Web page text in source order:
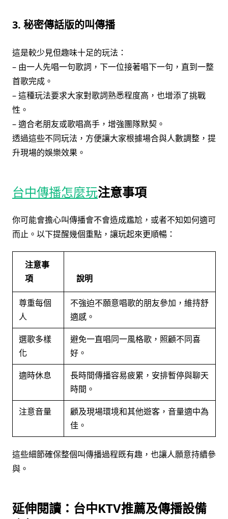
3. 秘密傳話版的叫傳播
這是較少見但趣味十足的玩法：
– 由一人先唱一句歌詞，下一位接著唱下一句，直到一整
首歌完成。
– 這種玩法要求大家對歌詞熟悉程度高，也增添了挑戰
性。
– 適合老朋友或歌唱高手，增強團隊默契。
透過這些不同玩法，方便讓大家根據場合與人數調整，提
升現場的娛樂效果。
台中傳播怎麼玩注意事項
你可能會擔心叫傳播會不會造成尷尬，或者不知如何適可
而止。以下提醒幾個重點，讓玩起來更順暢：
注意事
項
說明
尊重每個
人
不強迫不願意唱歌的朋友參加，維持舒
適感。
選歌多樣
化
避免一直唱同一風格歌，照顧不同喜
好。
適時休息
長時間傳播容易疲累，安排暫停與聊天
時間。
注意音量
顧及現場環境和其他遊客，音量適中為
佳。
這些細節確保整個叫傳播過程既有趣，也讓人願意持續參
與。
延伸閱讀：台中KTV推薦及傳播設備